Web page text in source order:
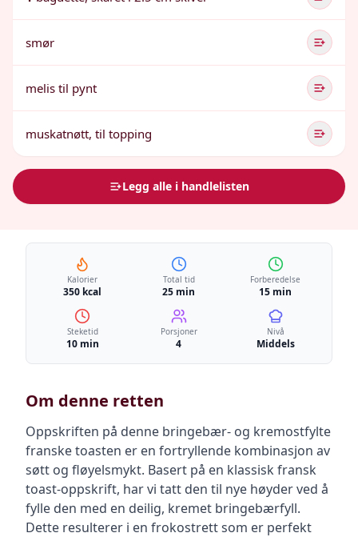
smør
melis til pynt
muskatnøtt, til topping
Legg alle i handlelisten
Kalorier
350 kcal
Total tid
25 min
Forberedelse
15 min
Steketid
10 min
Porsjoner
4
Nivå
Middels
Om denne retten
Oppskriften på denne bringebær- og kremostfylte
franske toasten er en fortryllende kombinasjon av
søtt og fløyelsmykt. Basert på en klassisk fransk
toast-oppskrift, har vi tatt den til nye høyder ved å
fylle den med en deilig, kremet bringebærfyll.
Dette resulterer i en frokostrett som er perfekt